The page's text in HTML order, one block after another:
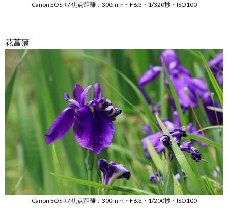
Canon EOS R7 焦点距離：300mm・F6.3・1/320秒・ISO100
花菖蒲
Canon EOS R7 焦点距離：300mm・F6.3・1/200秒・ISO100